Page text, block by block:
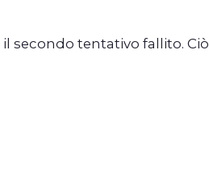
secondo tentativo fallito. Ciò